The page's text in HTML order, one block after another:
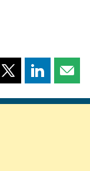
Partager
page
Partager
page page